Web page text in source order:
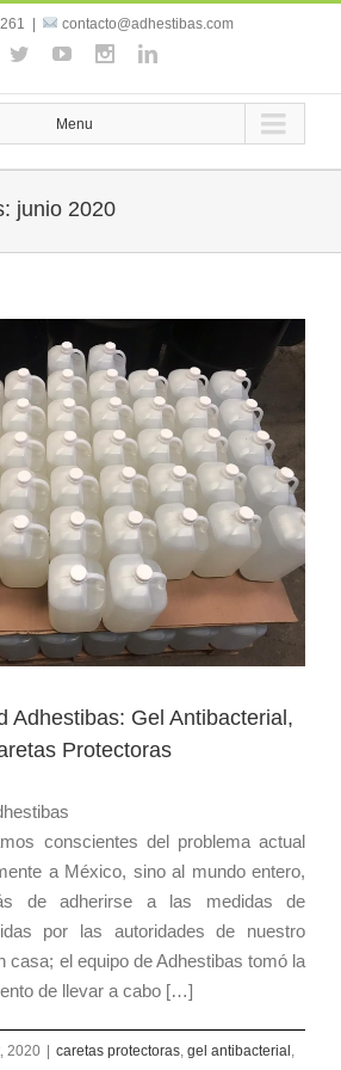
contacto@adhestibas.com
Menu
junio 2020
Adhestibas: Gel Antibacterial,
Protectoras
conscientes del problema actual
a México, sino al mundo entero,
de adherirse a las medidas de
por las autoridades de nuestro
casa; el equipo de Adhestibas tomó la
de llevar a cabo […]
2020 caretas protectoras, gel antibacterial ,